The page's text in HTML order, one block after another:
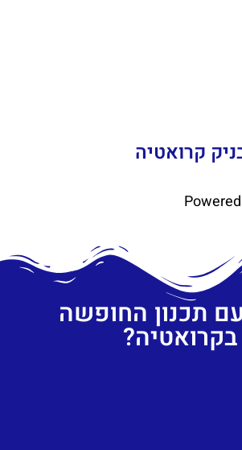
קרואטיה
תכנון החופשה
בקרואטיה?